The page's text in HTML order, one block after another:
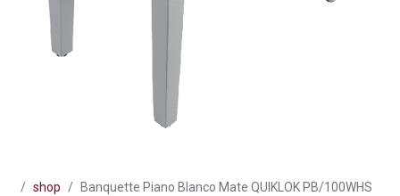
shop Banquette Piano Blanco Mate QUIKLOK PB/100WHS